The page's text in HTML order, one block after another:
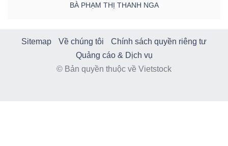
BÀ PHẠM THỊ THANH NGA
Sitemap Về chúng tôi
Chính sách quyền riêng tư
Quảng cáo & Dịch vụ
© Bản quyền thuộc về Vietstock